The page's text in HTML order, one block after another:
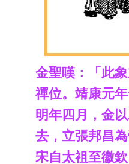
金聖嘆：「此
禪位。靖康元
明年四月，金
去，立張邦昌
宋自太祖至徽